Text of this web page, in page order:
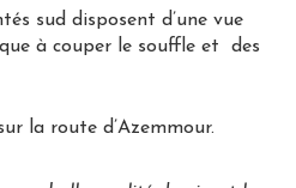
sud disposent d’une vue
à couper le souffle et des
la route d’Azemmour.